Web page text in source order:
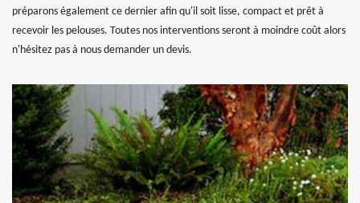
préparons également ce dernier afin qu'il soit lisse, compact et prêt à
recevoir les pelouses. Toutes nos interventions seront à moindre coût alors
n'hésitez pas à nous demander un devis.